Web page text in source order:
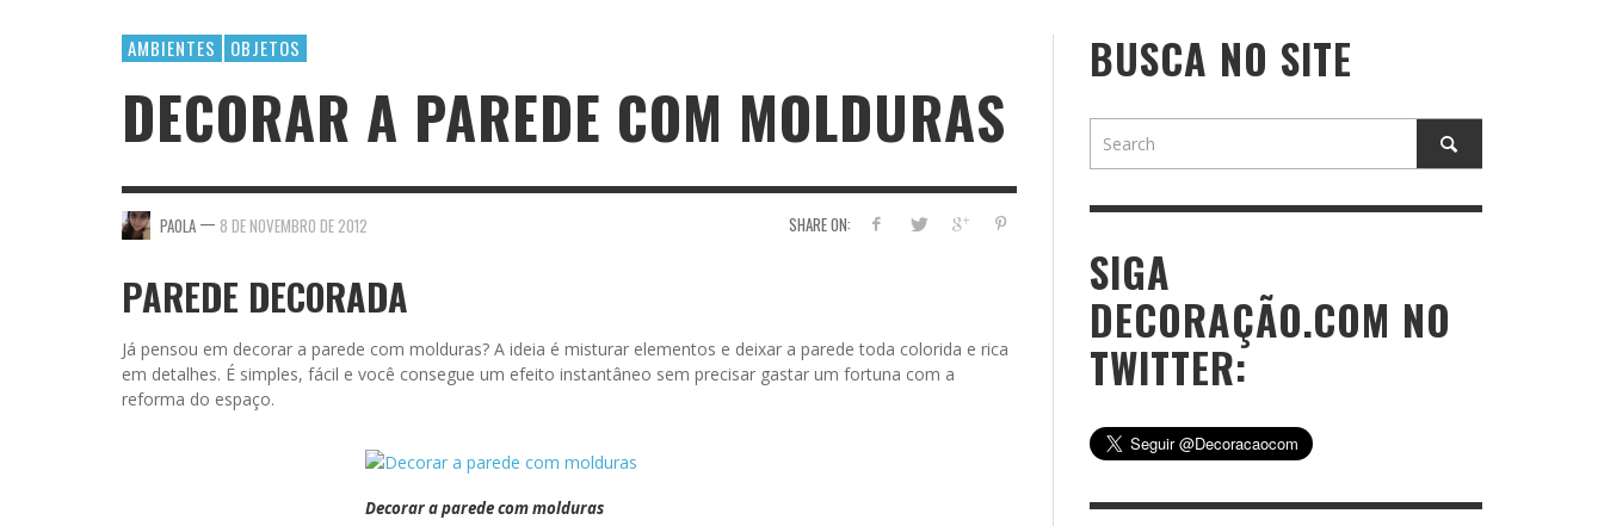
AMBIENTES OBJETOS
DECORAR A PAREDE COM MOLDURAS
SHARE ON:
PAOLA — 8 DE NOVEMBRO DE 2012
PAREDE DECORADA
Já pensou em decorar a parede com molduras? A ideia é misturar elementos e deixar a parede toda colorida e rica
em detalhes. É simples, fácil e você consegue um efeito instantâneo sem precisar gastar um fortuna com a
reforma do espaço.
Decorar a parede com molduras
BUSCA NO SITE
SIGA
DECORAÇÃO.COM NO
TWITTER: